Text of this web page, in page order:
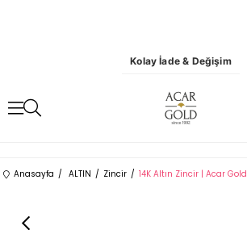
Kolay İade & Değişim
Anasayfa ALTIN Zincir 14K Altın Zincir | Acar Gold